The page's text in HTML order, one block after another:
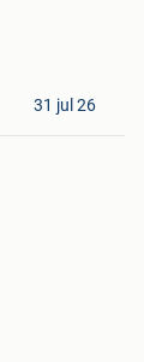
31 jul 26